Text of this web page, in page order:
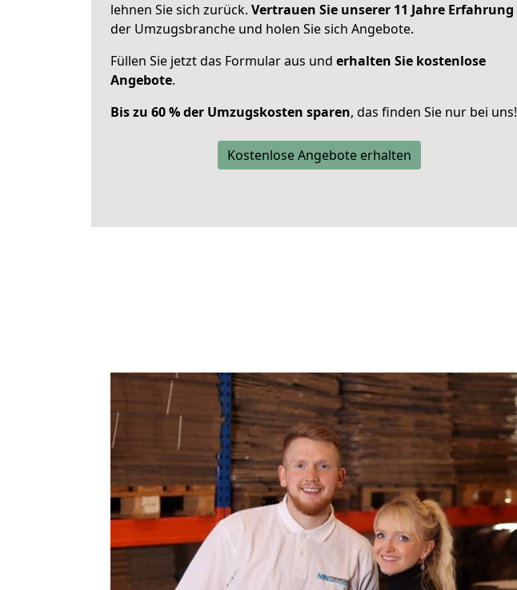
lehnen Sie sich zurück. Vertrauen Sie unserer 11 Jahre Erfahrung
der Umzugsbranche und holen Sie sich Angebote.
Füllen Sie jetzt das Formular aus und erhalten Sie kostenlose
Angebote.
Bis zu 60 % der Umzugskosten sparen, das finden Sie nur bei uns!
Kostenlose Angebote erhalten